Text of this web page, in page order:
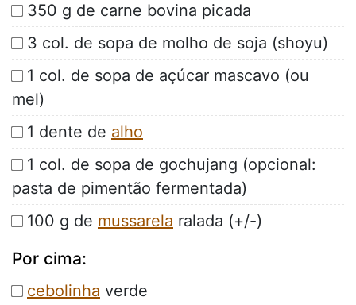
350 g de carne bovina picada
3 col. de sopa de molho de soja (shoyu)
1 col. de sopa de açúcar mascavo (ou
mel)
1 dente de alho
1 col. de sopa de gochujang (opcional:
pasta de pimentão fermentada)
100 g de mussarela ralada (+/-)
Por cima:
cebolinha verde